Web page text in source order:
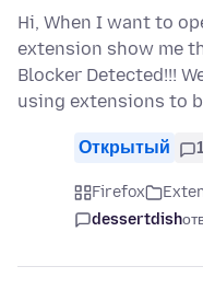
Hi, When I want to
extension show me
Blocker Detected!!!
using extensions to
Открытый
Firefox
dessertdish